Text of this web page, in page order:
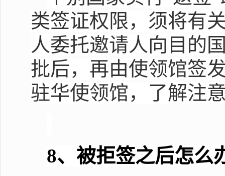
类签证权限，须将有
人委托邀请人向目的
批后，再由使领馆签
驻华使领馆，了解注
8、被拒签之后怎么